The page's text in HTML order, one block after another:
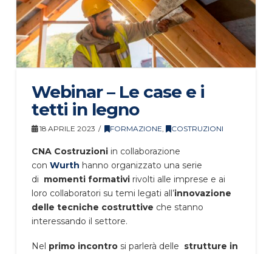
Webinar – Le case e i
tetti in legno
18 APRILE 2023 FORMAZIONE , COSTRUZIONI
CNA Costruzioniin collaborazione
con Wurth hanno organizzato una serie
di momenti formativirivolti alle imprese e ai
loro collaboratori su temi legati all’innovazione
delle tecniche costruttive che stanno
interessando il settore.
Nel primo incontrosi parlerà delle strutture in